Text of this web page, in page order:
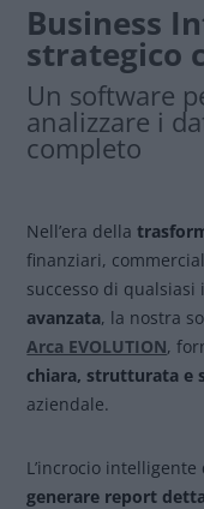
Business
strategico
Un software
analizzare i
completo
Nell’era della
finanziari,
successo di qualsiasi
avanzata, la nostra
Arca EVOLUTION,
chiara, strutturata e
aziendale.
L’incrocio
generare report